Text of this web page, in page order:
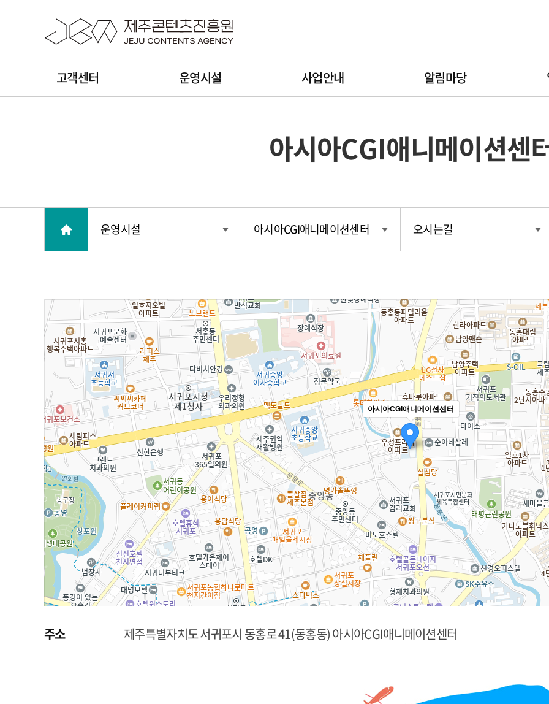
고객센터 운영시설 사업안내 알림마당
아시아CGI애니메이션센
운영시설 아시아CGI애니메이션센터 오시는길
아시아CGI애니메이션센터
주소 제주특별자치도 서귀포시 동홍로 41(동홍동) 아시아CGI애니메이션센터